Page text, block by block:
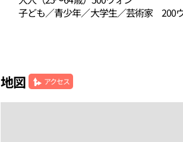
子ども／青少年／大学生／芸術家 200
地図 アクセス